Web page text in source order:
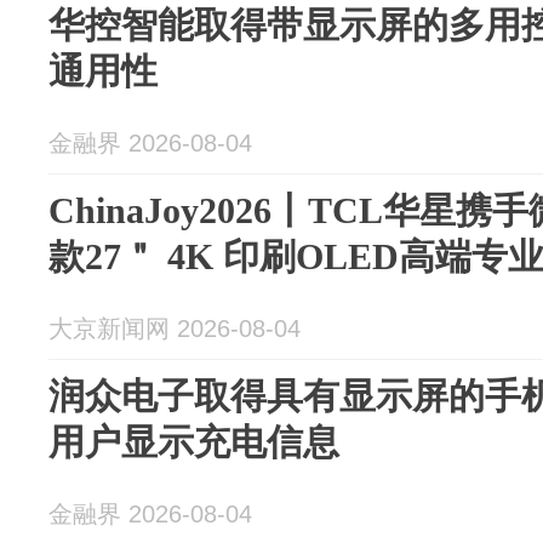
华控智能取得带显示屏的多用
通用性
金融界 2026-08-04
ChinaJoy2026丨TCL华星携
款27＂ 4K 印刷OLED高端专
大京新闻网 2026-08-04
润众电子取得具有显示屏的手
用户显示充电信息
金融界 2026-08-04